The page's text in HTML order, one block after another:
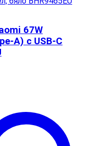
67W
A) с USB-C